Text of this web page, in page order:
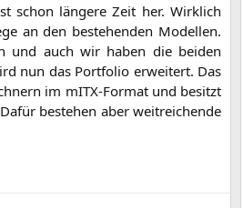
schon län­ge­re Zeit her. Wirk­lich
an den bestehen­den Model­len.
und auch wir haben die bei­den
nun das Port­fo­lio erwei­tert. Das
im mITX-For­mat und besitzt
bestehen aber weit­rei­chen­de